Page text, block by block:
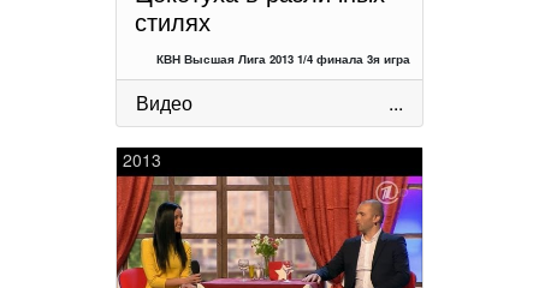
стилях
КВН Высшая Лига 2013 1/4 финала 3я игра
Видео ...
2013